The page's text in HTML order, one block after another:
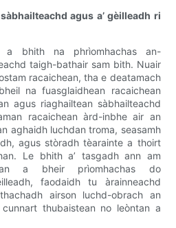
agus a’ gèilleadh ri
a bhith na phrìomhachas an-
taigh-bathair sam bith. Nuair
racaichean, tha e deatamach
na fuasglaidhean racaichean
agus riaghailtean sàbhailteachd
racaichean àrd-inbhe air an
aghaidh luchdan troma, seasamh
agus stòradh tèarainte a thoirt
Le bhith a’ tasgadh ann am
a bheir prìomhachas do
faodaidh tu àrainneachd
airson luchd-obrach an
thubaistean no leòntan a